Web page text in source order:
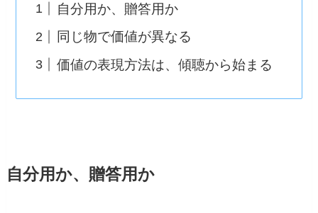
自分用か、贈答用か
同じ物で価値が異なる
価値の表現方法は、傾聴から始まる
自分用か、贈答用か